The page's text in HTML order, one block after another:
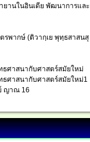
ยานในอินเดีย พัฒนาการและ
พากษ์ (ติวากฺเย พุทฺธสาสนสุ
ธศาสนากับศาสตร์สมัยใหม่
ธศาสนากับศาสตร์สมัยใหม่1
ญาณ 16